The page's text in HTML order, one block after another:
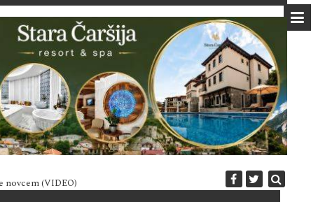
novcem (VIDEO) Diplomatija po